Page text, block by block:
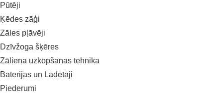
Pūtēji
Ķēdes zāģi
Zāles pļāvēji
Dzīvžoga šķēres
Zāliena uzkopšanas tehnika
Baterijas un Lādētāji
Piederumi